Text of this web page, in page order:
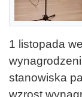
1 listopada
stanowiska
wzrost